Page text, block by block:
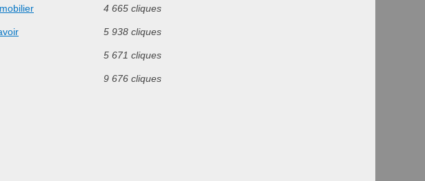
4 665 cliques
5 938 cliques
5 671 cliques
9 676 cliques